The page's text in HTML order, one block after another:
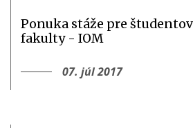
Ponuka stáže pre
fakulty - IOM
07. júl 2017